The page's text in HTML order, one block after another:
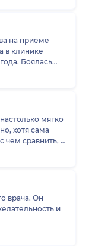
во время
Делала раньше
биопсию.
мои вопросы
Спасибо большое.
хотя сама
чем сравнить, в
врача. Он
и